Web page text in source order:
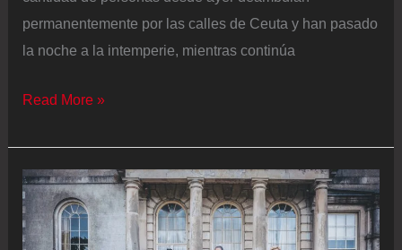
permanentemente por las calles de Ceuta y han pasado
la noche a la intemperie, mientras continúa
Última
de
la
entrada
de
Read More »